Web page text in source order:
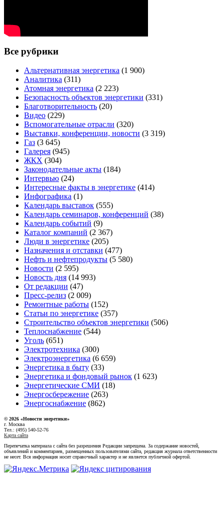
Все рубрики
Альтернативная энергетика (1 900)
Аналитика (311)
Атомная энергетика (2 223)
Безопасность объектов энергетики (331)
Благотворительность (20)
Видео (229)
Вспомогательные отрасли (320)
Выставки, конференции, новости (3 319)
Газ (3 645)
Галерея (945)
ЖКХ (304)
Законодательные акты (184)
Интервью (24)
Интересные факты в энергетике (414)
Инфографика (1)
Календарь выставок (555)
Календарь семинаров, конференций (38)
Календарь событий (9)
Каталог компаний (2 367)
Люди в энергетике (205)
Назначения и отставки (477)
Нефть и нефтепродукты (5 580)
Новости (2 595)
Новость дня (14 993)
От редакции (47)
Пресс-релиз (2 009)
Ремонтные работы (152)
Статьи по энергетике (357)
Строительство объектов энергетики (506)
Теплоснабжение (544)
Уголь (651)
Электротехника (300)
Электроэнергетика (6 659)
Энергетика в быту (33)
Энергетика и фондовый рынок (1 623)
Энергетические СМИ (18)
Энергосбережение (263)
Энергоснабжение (862)
© 2026 «Новости энеретики»
г. Москва
Тел.: (495) 540-52-76
Карта сайта
Перепечатка материала с сайта без разрешения Редакции запрещена. За содержание новостей,
объявлений и комментариев, размещенных пользователями сайта, редакция журнала ответственности
не несет. Вся информация носит справочный характер и не является публичной офертой.